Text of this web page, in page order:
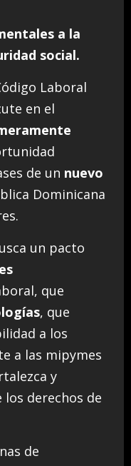
a la
social.
Laboral
en el
de un nuevo
Dominicana
un pacto
que
, que
a los
a las mipymes
y
derechos de
de